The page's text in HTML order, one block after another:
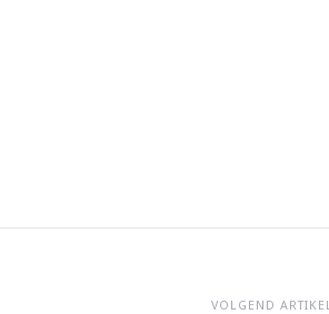
VOLGEND ARTIKEL